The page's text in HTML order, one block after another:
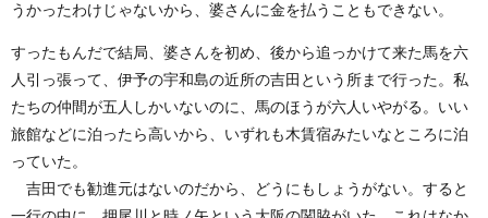
うかったわけじゃないから、婆さんに金を払うこともできない。
すったもんだで結局、婆さんを初め、後から追っかけて来た馬を六
人引っ張って、伊予の宇和島の近所の吉田という所まで行った。私
たちの仲間が五人しかいないのに、馬のほうが六人いやがる。いい
旅館などに泊ったら高いから、いずれも木賃宿みたいなところに泊
っていた。
吉田でも勧進元はないのだから、どうにもしょうがない。すると